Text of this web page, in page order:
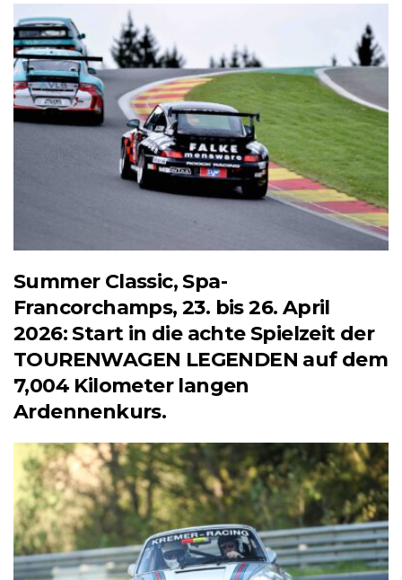
Summer Classic, Spa-
Francorchamps, 23. bis 26. April
2026: Start in die achte Spielzeit der
TOURENWAGEN LEGENDEN auf dem
7,004 Kilometer langen
Ardennenkurs.